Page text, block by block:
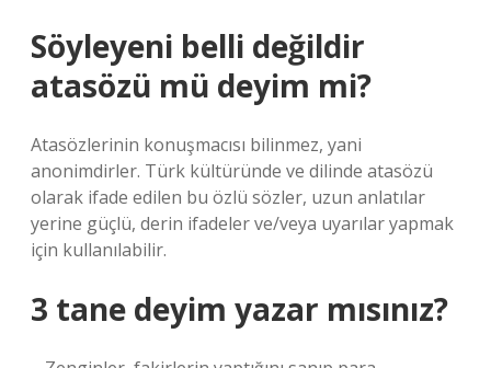
Söyleyeni belli değildir
atasözü mü deyim mi?
Atasözlerinin konuşmacısı bilinmez, yani
anonimdirler. Türk kültüründe ve dilinde atasözü
olarak ifade edilen bu özlü sözler, uzun anlatılar
yerine güçlü, derin ifadeler ve/veya uyarılar yapmak
için kullanılabilir.
3 tane deyim yazar mısınız?